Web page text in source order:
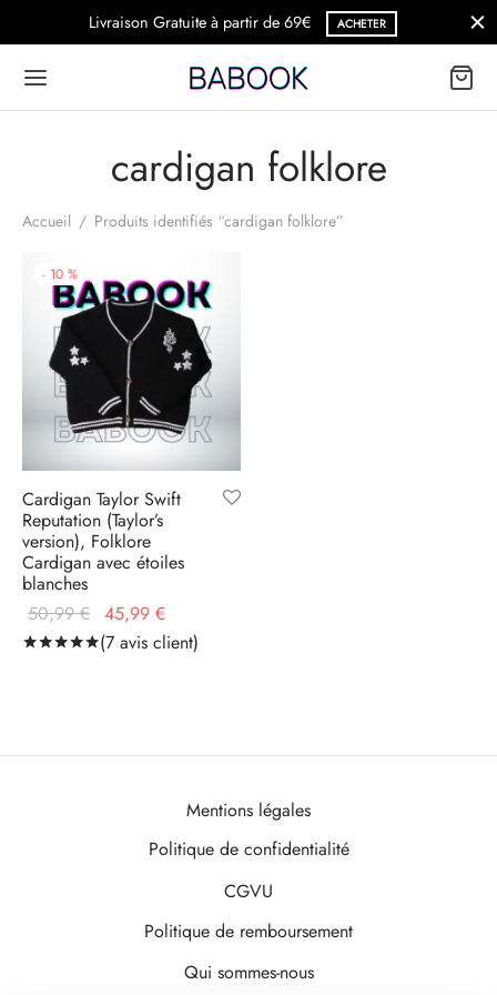
Livraison Gratuite à partir de 69€ ACHETER
cardigan folklore
Accueil / Produits identifiés “cardigan folklore”
- 10 %
Cardigan Taylor Swift
Reputation (Taylor’s
version), Folklore
Cardigan avec étoiles
blanches
50,99€ Le prix
initial
45,99 €
actuel
Notésur 5 basé sur
(7 avis client)
Mentions légales
Politique de confidentialité
CGVU
Politique de remboursement
Qui sommes-nous